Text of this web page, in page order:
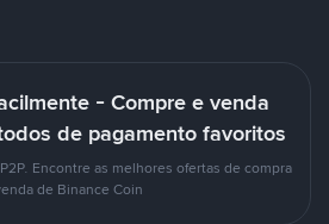
- Compre e venda
de pagamento favoritos
Encontre as melhores ofertas de compra
de Binance Coin